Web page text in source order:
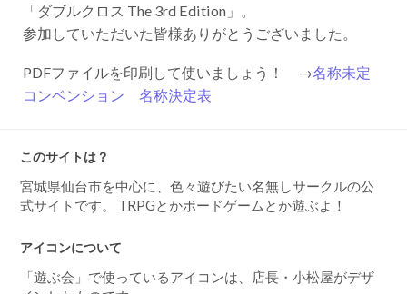
「ダブルクロス The 3rd Edition」。
参加していただいた皆様ありがとうございました。
PDFファイルを印刷して使いましょう！ →名称未定
コンベンション 名称決定表
このサイトは？
宮城県仙台市を中心に、色々遊びたい名無しサークルの公
式サイトです。 TRPGとかボードゲームとか遊ぶよ！
アイコンについて
「遊ぶ会」で使っているアイコンは、店長・小松屋がデザ